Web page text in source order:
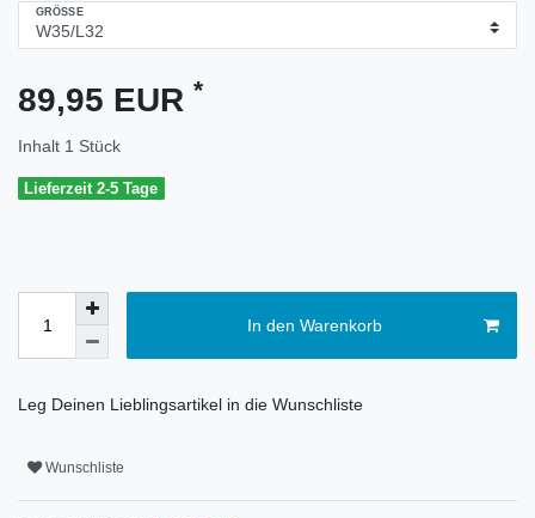
GRÖSSE
89,95 EUR *
Inhalt 1 Stück
Lieferzeit 2-5 Tage
In den Warenkorb
Leg Deinen Lieblingsartikel in die Wunschliste
Wunschliste